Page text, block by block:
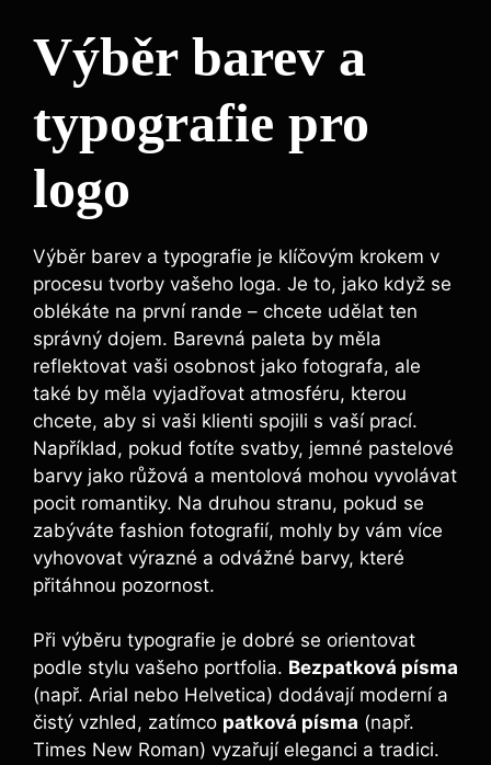
Výběr barev a
typografie pro
logo
Výběr barev a typografie je klíčovým krokem v
procesu tvorby vašeho loga. Je to, jako když se
oblékáte na první rande – chcete udělat ten
správný dojem. Barevná paleta by měla
reflektovat vaši osobnost jako fotografa, ale
také by měla vyjadřovat atmosféru, kterou
chcete, aby si vaši klienti spojili s vaší prací.
Například, pokud fotíte svatby, jemné pastelové
barvy jako růžová a mentolová mohou vyvolávat
pocit romantiky. Na druhou stranu, pokud se
zabýváte fashion fotografií, mohly by vám více
vyhovovat výrazné a odvážné barvy, které
přitáhnou pozornost.
Při výběru typografie je dobré se orientovat
podle stylu vašeho portfolia. Bezpatková písma
(např. Arial nebo Helvetica) dodávají moderní a
čistý vzhled, zatímco patková písma (např.
Times New Roman) vyzařují eleganci a tradici.